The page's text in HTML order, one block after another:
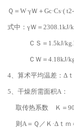
Ｑ＝W·γＷ＋Gc·Cs·(
式中：γＷ＝
ＣＳ＝1.5kJ/kg.℃
ＣＷ＝4.18kJ/
4、算术平均温差：Δ
5、干燥所需面积A：
取传热系数 Ｋ＝
则A＝Ｑ／Ｋ·Δｔｍ